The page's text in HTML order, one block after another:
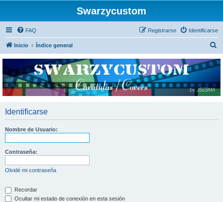
Swarzycustom
FAQ Identificarse
Registrarse
Inicio Índice general
c
Identificarse
Nombre de Usuario:
Contraseña:
Olvidé mi contraseña
Recordar
Ocultar mi estado de conexión en esta sesión